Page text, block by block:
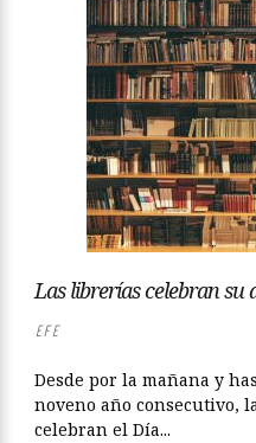
Las librerías celebran su
EFE
Desde por la mañana y
noveno año consecutivo,
celebran el Día...